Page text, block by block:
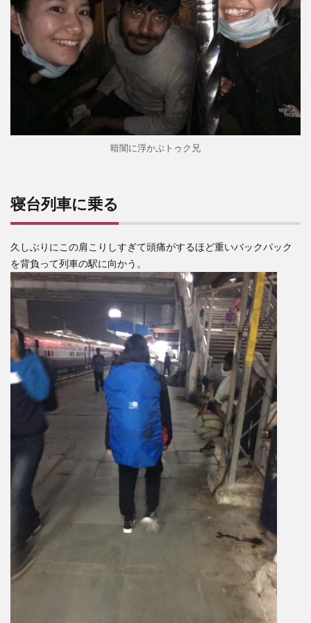
暗闇に浮かぶトゥク兄
寝台列車に乗る
久しぶりにこの肩こりしすぎて頭痛がするほど重いバックパック
を背負って列車の駅に向かう。